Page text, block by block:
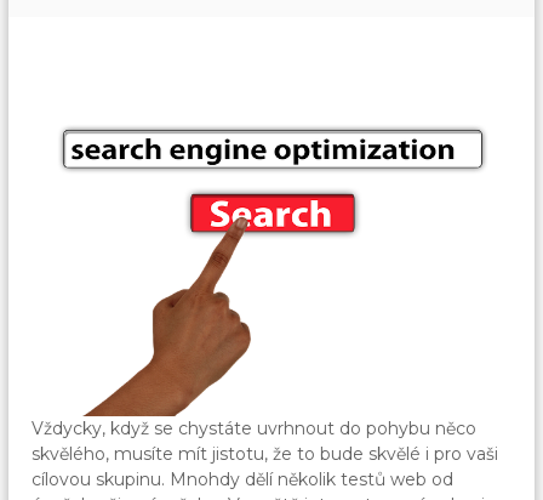
Vždycky, když se chystáte uvrhnout do pohybu něco
skvělého, musíte mít jistotu, že to bude skvělé i pro vaši
cílovou skupinu. Mnohdy dělí několik testů web od